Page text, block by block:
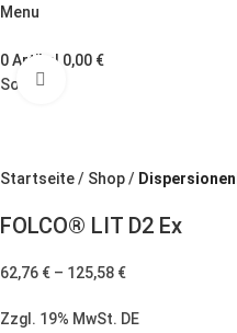
Menu
0Artikel 0,00 €
Sold out
Startseite Shop Dispersionen
FOLCO® LIT D2 Ex
62,76 € – 125,58 €
Zzgl. 19% MwSt. DE